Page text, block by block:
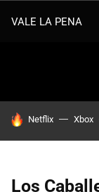
VALE LA PENA
HOY SE HABLA
Netflix Xbox
Los